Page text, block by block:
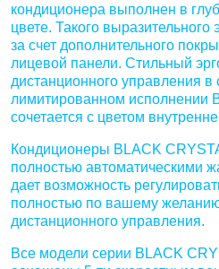
кондиционера выполнен в
цвете. Такого
за счет дополнительного
лицевой панели. Стильный
дистанционного управления в
лимитированном исполнении
сочетается с цветом
Кондиционеры BLACK
полностью автоматическими
дает возможность
полностью по вашему
дистанционного управления.
Все модели серии BLACK